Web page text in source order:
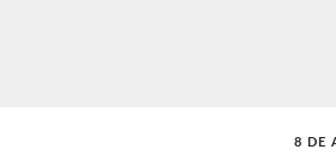
8 DE